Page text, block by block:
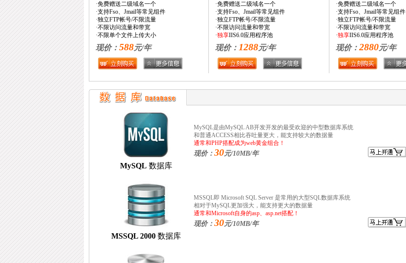
·免费赠送二级域名一个
·支持Fso、Jmail等常见组件
·独立FTP帐号/不限流量
·不限访问流量和带宽
·不限单个文件上传大小
现价： 588元/年
·免费赠送二级域名一个
·支持Fso、Jmail等常见组件
·独立FTP帐号/不限流量
·不限访问流量和带宽
·独享IIS6.0应用程序池
现价： 1288元/年
·免费赠送二级域名一个
·支持Fso、Jmail等常见组件
·独立FTP帐号/不限流量
·不限访问流量和带宽
·独享IIS6.0应用程序池
现价： 2880元/年
MySQL 数据库
MySQL是由MySQL AB开发开发的最受欢迎的中型数据库系统
和普通ACCESS相比吞吐量更大，能支持较大的数据量
通常和PHP搭配成为web黄金组合！
现价： 30元/10MB/年
MSSQL 2000数据库
MSSQL即 Microsoft SQL Server 是常用的大型SQL数据库系统
相对于MySQL更加强大，能支持更大的数据量
通常和Microsoft自身的asp、asp.net搭配！
现价： 30元/10MB/年